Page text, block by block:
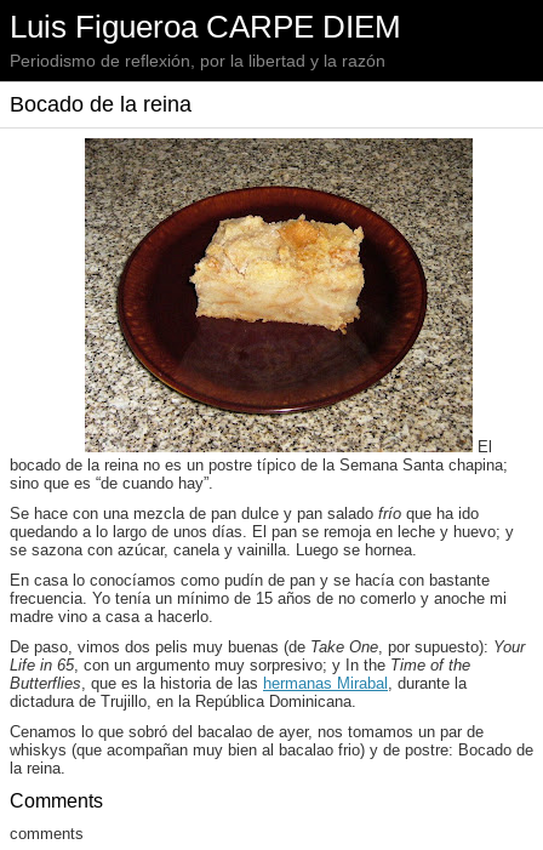
Luis Figueroa CARPE DIEM
Periodismo de reflexión, por la libertad y la razón
Bocado de la reina
El
bocado de la reina no es un postre típico de la Semana Santa chapina;
sino que es “de cuando hay”.
Se hace con una mezcla de pan dulce y pan salado frío que ha ido
quedando a lo largo de unos días. El pan se remoja en leche y huevo; y
se sazona con azúcar, canela y vainilla. Luego se hornea.
En casa lo conocíamos como pudín de pan y se hacía con bastante
frecuencia. Yo tenía un mínimo de 15 años de no comerlo y anoche mi
madre vino a casa a hacerlo.
De paso, vimos dos pelis muy buenas (de Take One, por supuesto): Your
Life in 65, con un argumento muy sorpresivo; y In the Time of the
Butterflies, que es la historia de las hermanas Mirabal , durante la
dictadura de Trujillo, en la República Dominicana.
Cenamos lo que sobró del bacalao de ayer, nos tomamos un par de
whiskys (que acompañan muy bien al bacalao frio) y de postre: Bocado de
la reina.
Comments
comments